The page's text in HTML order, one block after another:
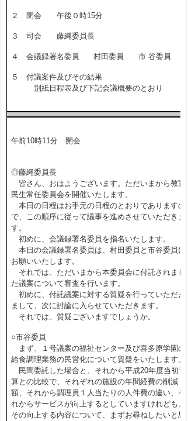
２ 閉会 午後０時15分
３ 司会 藤縄委員長
４ 会議録署名委員 村田委員 市 谷委員
５ 付議案件及びその結果
別紙日程表及び下記会議概要のとおり
午前10時11分 開会
◎藤縄委員長
皆さん、おはようございます。ただいまから教育
民生常任委員会を開催いたします。
本日の日程はお手元の日程のとおりでありますの
で、この順序に従って議事を進めさせていただきま
す。
初めに、会議録署名委員を指名いたします。
本日の会議録署名委員は、村田委員と市谷委員に
お願いいたします。
それでは、ただいまから本委員会に付託されまし
た議案について審査を行います。
初めに、付託議案に対する質疑を行っていただき
まして、次に討論に入らせていただきます。
それでは、質疑ございますでしょうか。
○市谷委員
まず、１号議案の福祉センター及び喜多原学園の
給食調理業務の民営化について質疑をいたします。
民間委託した場合と、それから平成20年度当初予
算との比較で、それぞれの施設の年間経費の削減
額、それから調理員１人当たりの人件費の違い、そ
れからサービスが向上するとしていますけれども、
その向上する内容について、まずお尋ねしたいと思